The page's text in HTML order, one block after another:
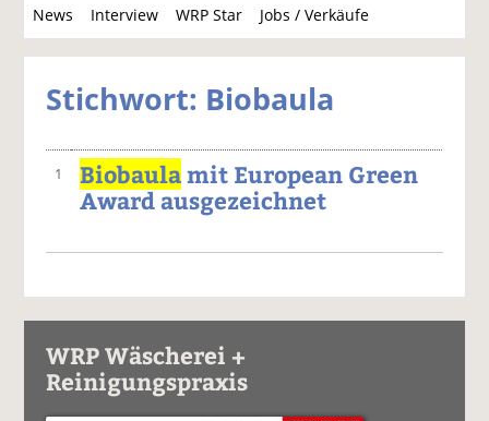
News Interview WRP Star Jobs / Verkäufe
u
c
Stichwort: Biobaula
1 Biobaulamit European Green
Award ausgezeichnet
WRP Wäscherei +
Reinigungspraxis